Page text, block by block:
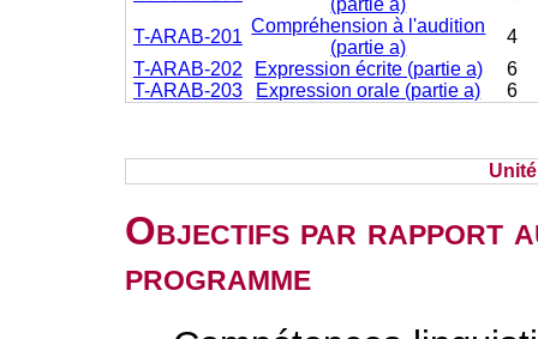
(partie a)
T-ARAB-201
Compréhension à l'audition
(partie a)
4
T-ARAB-202
Expression écrite (partie a)
6
T-ARAB-203
Expression orale (partie a) 6
Objectifs par rapport
programme